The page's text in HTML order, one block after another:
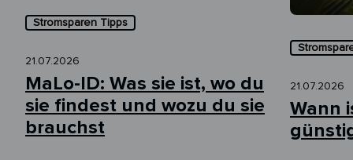
Stromsparen Tipps
21.07.2026
MaLo-ID: Was sie ist, wo du
sie findest und wozu du sie
brauchst
21.07.2026
Wann